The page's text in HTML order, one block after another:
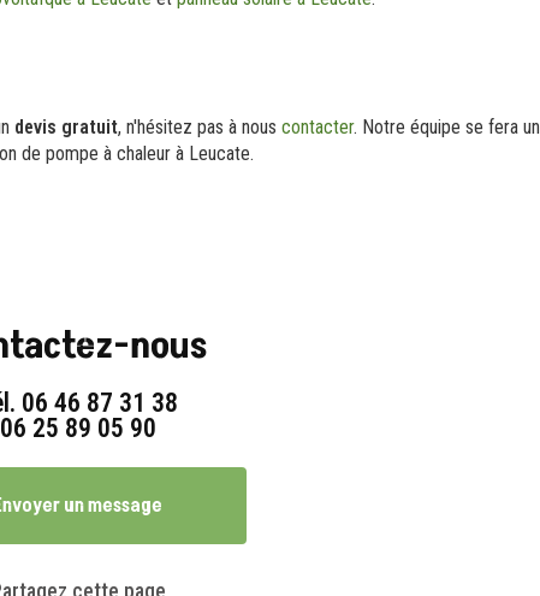
devis gratuit, n'hésitez pas à nous contacter. Notre équipe se fera un
de pompe à chaleur à Leucate.
nous
06 46 87 31 38
06 25 89 05 90
un message
cette page